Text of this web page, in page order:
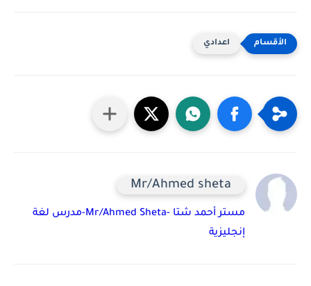
اعدادي
Mr/Ahmed sheta
مستر أحمد شتا -Mr/Ahmed Sheta-مدرس لغة
إنجليزية